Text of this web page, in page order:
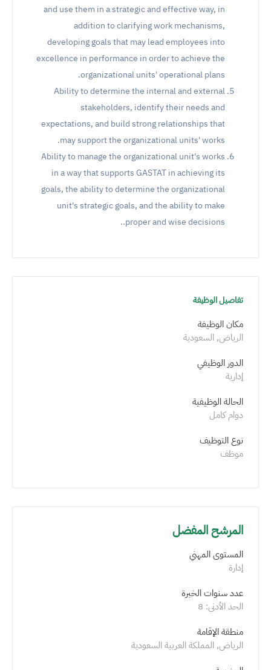
and use them in a strategic and effective way, in
addition to clarifying work mechanisms,
developing goals that may lead employees into
excellence in performance in order to achieve the
organizational units' operational plans.
Ability to determine the internal and external
stakeholders, identify their needs and
expectations, and build strong relationships that
may support the organizational units' works.
Ability to manage the organizational unit's works
in a way that supports GASTAT in achieving its
goals, the ability to determine the organizational
unit's strategic goals, and the ability to make
proper and wise decisions..
تفاصيل الوظيفة
مكان الوظيفة
الرياض, السعودية
الدور الوظيفي
إدارية
الحالة الوظيفية
دوام كامل
نوع التوظيف
موظف
المرشح المفضل
المستوى المهني
إدارة
عدد سنوات الخبرة
الحد الأدنى: 8
منطقة الإقامة
الرياض, المملكة العربية السعودية